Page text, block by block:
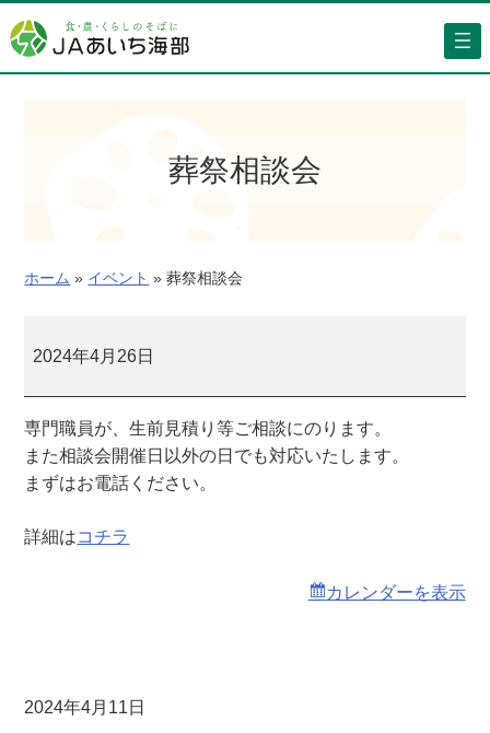
容
を
葬祭相談会
ホーム » イベント » 葬祭相談会
祭
会
2024年4月26日
専門職員が、生前見積り等ご相談にのります。
また相談会開催日以外の日でも対応いたします。
まずはお電話ください。
詳細はコチラ
カレンダーを表示
2024年4月11日